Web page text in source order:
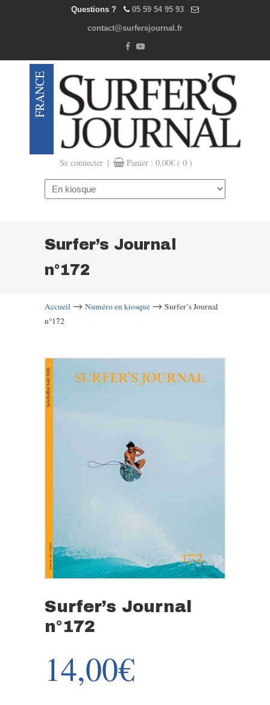
Questions ? 05 59 54 95 93
contact@surfersjournal.fr
Se connecter | Panier : 0,00€ ( 0 )
Navigation
Surfer’s Journal
n°172
Accueil → Numéro en kiosque → Surfer’s Journal
n°172
Surfer’s Journal
n°172
14,00€